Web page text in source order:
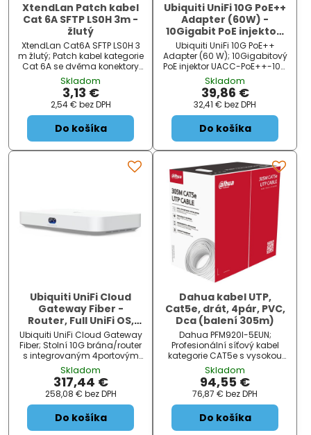
XtendLan Patch kabel
Cat 6A SFTP LS0H 3m -
žlutý
XtendLan Cat6A SFTP LS0H 3
m žlutý; Patch kabel kategorie
Cat 6A se dvěma konektory
RJ-45 a LS0H pláštěm, pro
propojování síťových
zařízení. Délka kabelu je 3 m.
ZÁKLADNÍ SPECIFIKACE
Kategorie : Cat 6A Konektor 1 :
RJ-45 Konektor 2 : RJ-45
Délka: 3 m ...
Skladom
3,13 €
2,54 € bez DPH
Do košíka
Ubiquiti UniFi 10G PoE++
Adapter (60W) -
10Gigabit PoE injektor,
48V, 60W, včetně
napájecího kabelu
Ubiquiti UniFi 10G PoE++
Adapter (60 W); 10Gigabitový
PoE injektor UACC-PoE++-10G
slouží pro napájení všech
zařízení, které v sobě mají
zabudovaný PoE extraktor a
podporují PoE napájení 54 V
DC se spotřebou do 60 W .
Výkon až 60 W; Určeno např.
pro E7...
Skladom
39,86 €
32,41 € bez DPH
Do košíka
Ubiquiti UniFi Cloud
Gateway Fiber -
Router, Full UniFi OS,
IDS/IPS, 5x 2.5GbE, 2x
SFP+, slot NVMe SSD, 1x
PoE+ (30W)
Ubiquiti UniFi Cloud Gateway
Fiber; Stolní 10G brána/router
s integrovaným 4portovým
switchem 2,5GbE , volitelným
úložištěm NVR a plnou
podporou aplikací UniFi.
Software UniFi Network pro
správu UniFi zařízení je
předinstalovaný přímo na
Cloud Gateway...
Skladom
317,44 €
258,08 € bez DPH
Do košíka
Dahua kabel UTP,
Cat5e, drát, 4pár, PVC,
Dca (balení 305m)
Dahua PFM920I-5EUN;
Profesionální síťový kabel
kategorie CAT5e s vysokou
čistotou měděného vodiče a
podporou napájení přes
Ethernet. Tento kvalitní UTP
kabel kategorie 5e (typ drát)
představuje spolehlivé řešení
pro strukturované kabelážní
systémy. Je...
Skladom
94,55 €
76,87 € bez DPH
Do košíka